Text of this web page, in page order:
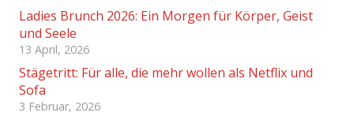
Ladies Brunch 2026: Ein Morgen für Körper, Geist
und Seele
13 April, 2026
Stägetritt: Für alle, die mehr wollen als Netflix und
Sofa
3 Februar, 2026